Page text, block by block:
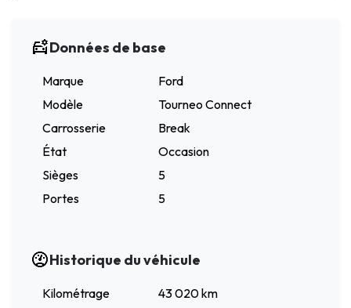
Données de base
Marque
Ford
Modèle
Tourneo Connect
Carrosserie
Break
État
Occasion
Sièges
5
Portes
5
Historique du véhicule
Kilométrage
43 020 km